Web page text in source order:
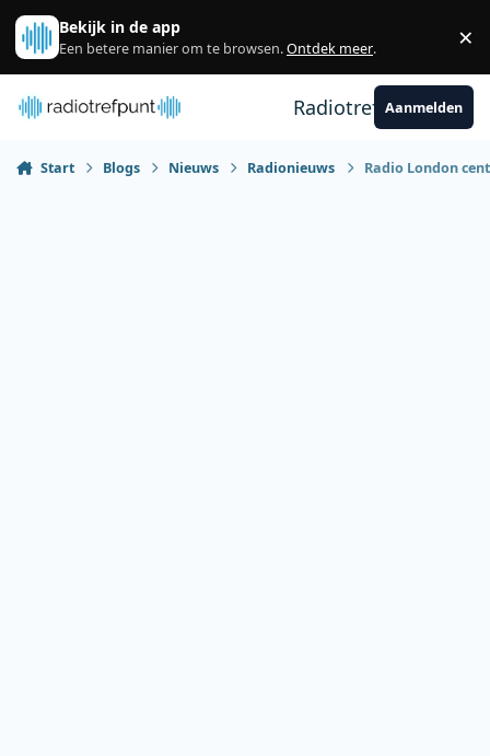
Spring naar bijdragen
Bekijk in de app
Een betere manier om te browsen.Ontdek meer. ×
RadiotrefpuntAanmelden
Start Blogs Nieuws Radionieuws Radio London